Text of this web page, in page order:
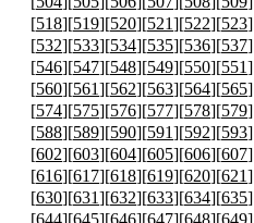
[518][519][520][521][522][523
[532][533][534][535][536][537
[546][547][548][549][550][551
[560][561][562][563][564][565
[574][575][576][577][578][579
[588][589][590][591][592][593
[602][603][604][605][606][607
[616][617][618][619][620][621
[630][631][632][633][634][635